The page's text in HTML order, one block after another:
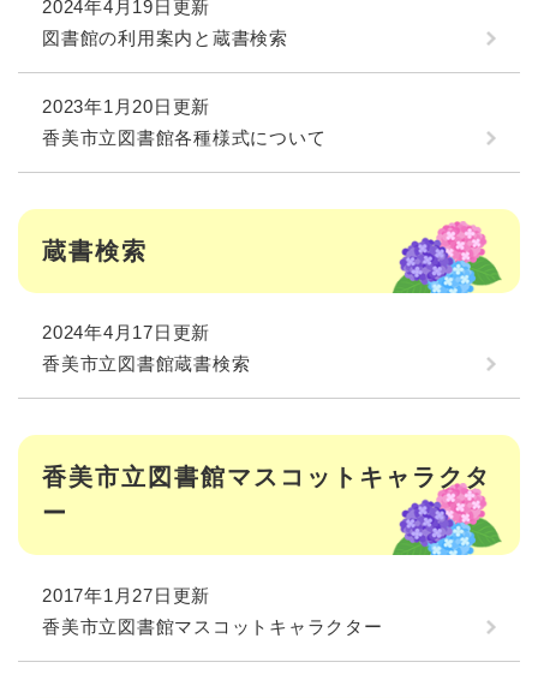
2024年4月19日更新
図書館の利用案内と蔵書検索
2023年1月20日更新
香美市立図書館各種様式について
蔵書検索
2024年4月17日更新
香美市立図書館蔵書検索
香美市立図書館マスコットキャラクタ
ー
2017年1月27日更新
香美市立図書館マスコットキャラクター